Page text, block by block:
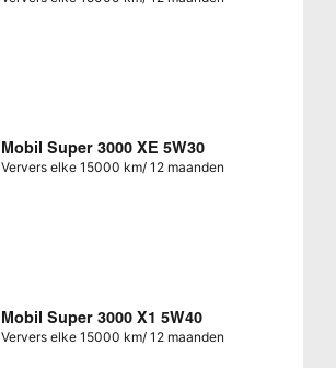
Mobil Super 3000 XE 5W30
Ververs elke 15000 km/ 12 maanden
Mobil Super 3000 X1 5W40
Ververs elke 15000 km/ 12 maanden